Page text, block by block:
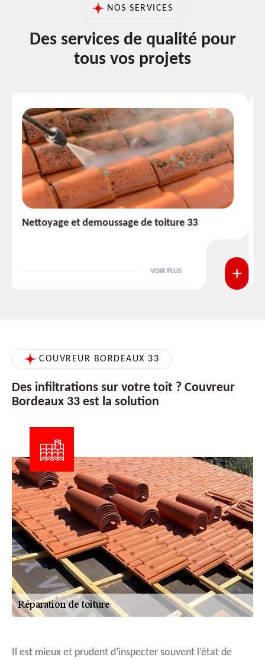
NOS SERVICES
Des services de qualité pour
tous vos projets
Etanchéité toiture 33
VOIR PLUS
COUVREUR BORDEAUX 33
Des infiltrations sur votre toit ? Couvreur
Bordeaux 33 est la solution
Il est mieux et prudent d’inspecter souvent l’état de